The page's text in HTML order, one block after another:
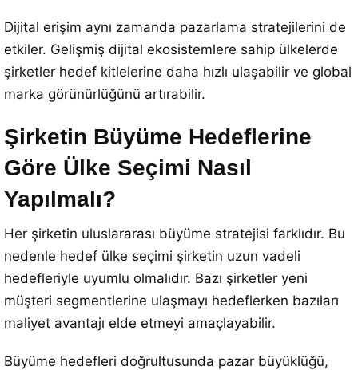
Dijital erişim aynı zamanda pazarlama stratejilerini de
etkiler. Gelişmiş dijital ekosistemlere sahip ülkelerde
şirketler hedef kitlelerine daha hızlı ulaşabilir ve global
marka görünürlüğünü artırabilir.
Şirketin Büyüme Hedeflerine
Göre Ülke Seçimi Nasıl
Yapılmalı?
Her şirketin uluslararası büyüme stratejisi farklıdır. Bu
nedenle hedef ülke seçimi şirketin uzun vadeli
hedefleriyle uyumlu olmalıdır. Bazı şirketler yeni
müşteri segmentlerine ulaşmayı hedeflerken bazıları
maliyet avantajı elde etmeyi amaçlayabilir.
Büyüme hedefleri doğrultusunda pazar büyüklüğü,